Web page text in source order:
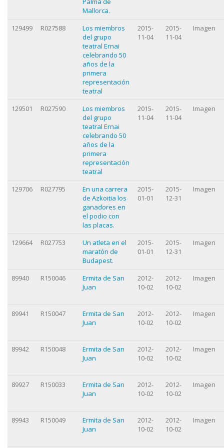
Mallorca.
129499
R027588
Los miembros
del grupo
teatral Ernai
celebrando 50
años de la
primera
representación
teatral
2015-
11-04
2015-
11-04
Imagen
129501 R027590
Los miembros
del grupo
teatral Ernai
celebrando 50
años de la
primera
representación
teatral
2015-
11-04
2015-
11-04
Imagen
129706 R027795
En una carrera
de Azkoitia los
ganadores en
el podio con
las placas.
2015-
01-01
2015-
12-31
Imagen
129664 R027753
Un atleta en el
maratón de
Budapest.
2015-
01-01
2015-
12-31
Imagen
89940 R150046
Ermita de San
Juan
2012-
10-02
2012-
10-02
Imagen
89941 R150047
Ermita de San
Juan
2012-
10-02
2012-
10-02
Imagen
89942 R150048
Ermita de San
Juan
2012-
10-02
2012-
10-02
Imagen
89927 R150033
Ermita de San
Juan
2012-
10-02
2012-
10-02
Imagen
89943 R150049
Ermita de San
Juan
2012-
10-02
2012-
10-02
Imagen